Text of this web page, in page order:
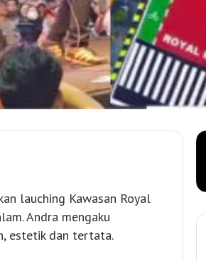
lauching Kawasan Royal
Andra mengaku
estetik dan tertata.